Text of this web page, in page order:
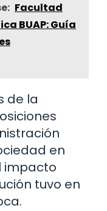
Facultad
BUAP: Guía
de la
en
impacto
tuvo en